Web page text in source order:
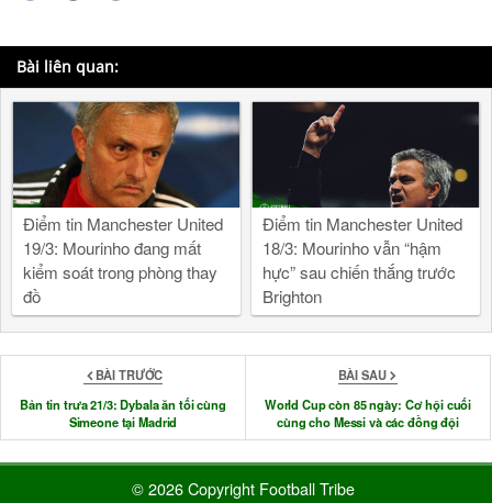
Bài liên quan:
Điểm tin Manchester United
19/3: Mourinho đang mất
kiểm soát trong phòng thay
đồ
Điểm tin Manchester United
18/3: Mourinho vẫn “hậm
hực” sau chiến thắng trước
Brighton
BÀI TRƯỚC
Bản tin trưa 21/3: Dybala ăn tối cùng
Simeone tại Madrid
BÀI SAU
World Cup còn 85 ngày: Cơ hội cuối
cùng cho Messi và các đồng đội
© 2026 Copyright Football Tribe